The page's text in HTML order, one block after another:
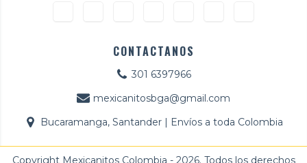
CONTACTANOS
301 6397966
mexicanitosbga@gmail.com
Bucaramanga, Santander | Envíos a toda Colombia